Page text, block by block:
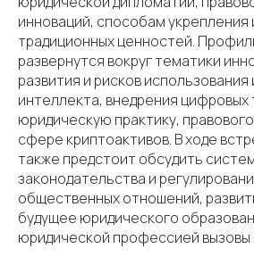
инноваций, способам укрепления
традиционных ценностей.
развернутся вокруг тематики
развития и рисков
интеллекта, внедрения цифровых
юридическую практику,
сфере криптоактивов. В ходе
также предстоит обсудить
законодательства и
общественных отношений,
будущее юридического
юридической профессией вызовы